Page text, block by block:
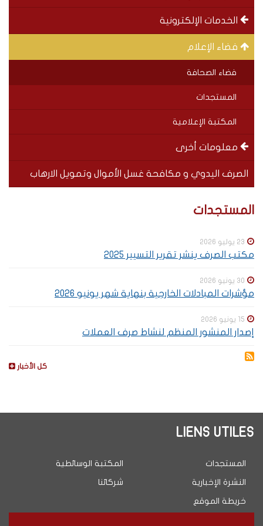
الخدمات الإلكترونية
فضاء الإعلام
فضاء الصحافة
المستجدات
المكتبة الإعلامية
معلومات أخرى
الصرف اليدوي و مكافحة غسل الأموال وتمويل الارهاب
SOUS-
Special
المستجدات
23 يوليو 2026
مكتب الصرف ينشر تقرير التسيير 2025
30 يونيو 2026
مؤشرات المبادلات الخارجية بنهاية شهر يونيو 2026
15 يونيو 2026
إصدار المنشور المنظم لنشاط صرف العملات
كل الأخبار
LIENS UTILES
المستجدات
النشرة الإخبارية
خريطة الموقع
المكتبة الوسائطية
شركائنا